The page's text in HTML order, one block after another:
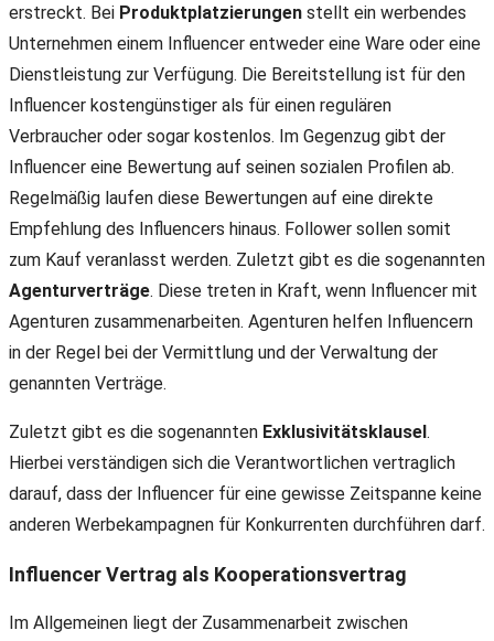
erstreckt. Bei Produktplatzierungen stellt ein werbendes
Unternehmen einem Influencer entweder eine Ware oder eine
Dienstleistung zur Verfügung. Die Bereitstellung ist für den
Influencer kostengünstiger als für einen regulären
Verbraucher oder sogar kostenlos. Im Gegenzug gibt der
Influencer eine Bewertung auf seinen sozialen Profilen ab.
Regelmäßig laufen diese Bewertungen auf eine direkte
Empfehlung des Influencers hinaus. Follower sollen somit
zum Kauf veranlasst werden. Zuletzt gibt es die sogenannten
Agenturverträge. Diese treten in Kraft, wenn Influencer mit
Agenturen zusammenarbeiten. Agenturen helfen Influencern
in der Regel bei der Vermittlung und der Verwaltung der
genannten Verträge.
Zuletzt gibt es die sogenannten Exklusivitätsklausel.
Hierbei verständigen sich die Verantwortlichen vertraglich
darauf, dass der Influencer für eine gewisse Zeitspanne keine
anderen Werbekampagnen für Konkurrenten durchführen darf.
Influencer Vertrag als Kooperationsvertrag
Im Allgemeinen liegt der Zusammenarbeit zwischen